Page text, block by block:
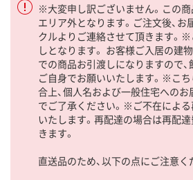
※大変申し訳ございません。この商
エリア外となります。ご注文後、お
クルよりご連絡させて頂きます。
しとなります。 お客様ご入居の建物
での商品お引渡しになりますので
ご自身でお願いいたします。※こち
合上、個人名および一般住宅への
でご了承ください。※ご不在によ
いたします。再配達の場合は再配
きます。
直送品のため、以下の点にご注意く